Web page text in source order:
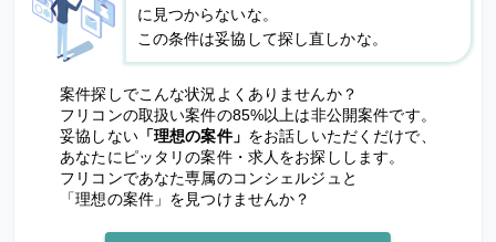
に見つからないな。
この条件は妥協して探し直しかな。
案件探しでこんな状況よくありませんか？
フリコンの取扱い案件の85%以上は非公開案件です。
妥協しない「理想の案件」 をお話しいただくだけで、
あなたにピッタリの案件・求人をお探しします。
フリコンであなた専属のコンシェルジュと
「理想の案件」を見つけませんか？